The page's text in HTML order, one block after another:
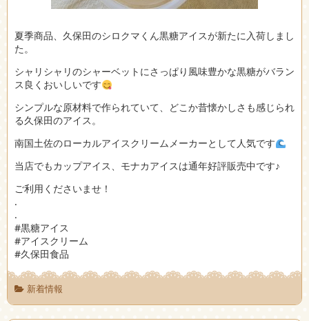
夏季商品、久保田のシロクマくん黒糖アイスが新たに入荷しまし
た。
シャリシャリのシャーベットにさっぱり風味豊かな黒糖がバラン
ス良くおいしいです
シンプルな原材料で作られていて、どこか昔懐かしさも感じられ
る久保田のアイス。
南国土佐のローカルアイスクリームメーカーとして人気です
当店でもカップアイス、モナカアイスは通年好評販売中です♪
ご利用くださいませ！
.
.
#黒糖アイス
#アイスクリーム
#久保田食品
新着情報